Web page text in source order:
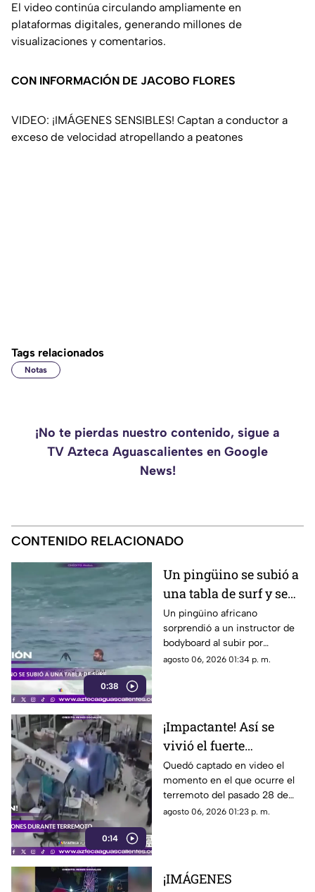
El video continúa circulando ampliamente en
plataformas digitales, generando millones de
visualizaciones y comentarios.
CON INFORMACIÓN DE JACOBO FLORES
VIDEO: ¡IMÁGENES SENSIBLES! Captan a conductor a
exceso de velocidad atropellando a peatones
Tags relacionados
Notas
¡No te pierdas nuestro contenido, sigue a
TV Azteca Aguascalientes en Google
News!
CONTENIDO RELACIONADO
0:38
Un pingüino se subió a
una tabla de surf y se
viraliza
Un pingüino africano
sorprendió a un instructor de
bodyboard al subir por
iniciativa propia a su tabla y
agosto 06, 2026 01:34 p. m.
0:14
¡Impactante! Así se
vivió el fuerte
terremoto en el
quirófano de un
hospital
Quedó captado en video el
momento en el que ocurre el
terremoto del pasado 28 de
julio en Japón al interior de un
agosto 06, 2026 01:23 p. m.
¡IMÁGENES